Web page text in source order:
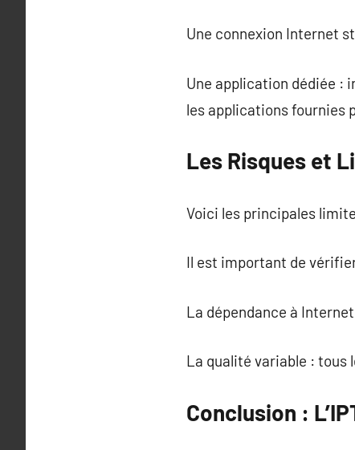
Une connexion Internet
Une application dédiée :
les applications fournies
Les Risques et
Voici les principales
Il est important de
La dépendance à
La qualité variable : tous
Conclusion :